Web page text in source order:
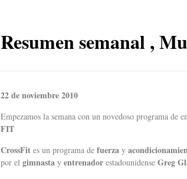
Resumen semanal ,
22 de noviembre 2010
Empezamos la semana con un novedoso programa de
FIT
CrossFit es un programa de fuerza y
por el gimnasta y entrenador estadounidense Greg